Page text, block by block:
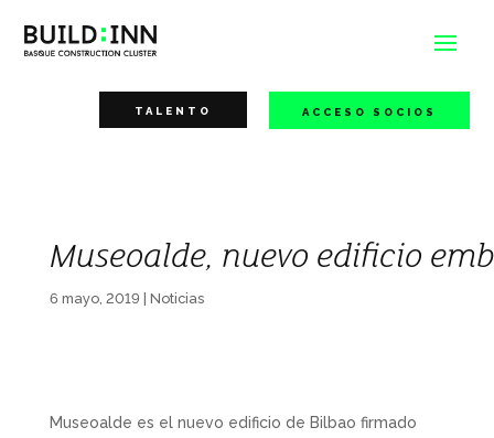
TALENTO ACCESO SOCIOS
Museoalde, nuevo edificio
6 mayo, 2019 Noticias
Museoalde es el nuevo edificio de Bilbao firmado